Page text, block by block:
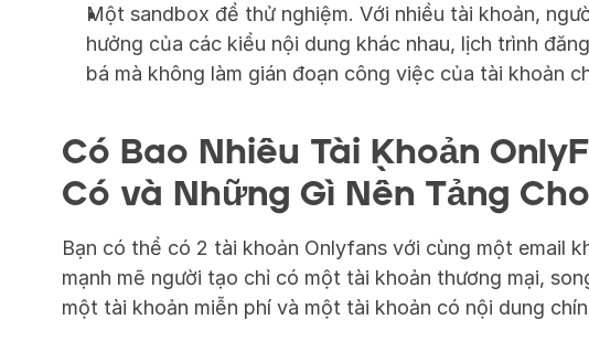
Một sandbox để thử nghiệm. Với nhiều tài khoản,
hưởng của các kiểu nội dung khác nhau, lịch trình
bá mà không làm gián đoạn công việc của tài khoản
Có Bao Nhiêu Tài Khoản
Có và Những Gì Nền Tảng
Bạn có thể có 2 tài khoản Onlyfans với cùng một email
mạnh mẽ người tạo chỉ có một tài khoản thương mại,
một tài khoản miễn phí và một tài khoản có nội dung